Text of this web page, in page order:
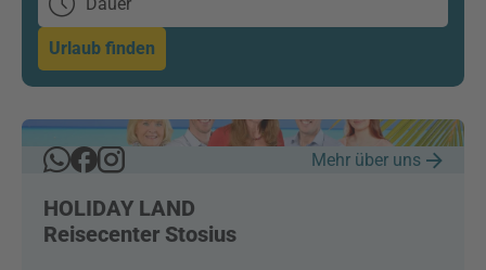
Urlaub finden
Mehr über uns
HOLIDAY LAND
Reisecenter Stosius